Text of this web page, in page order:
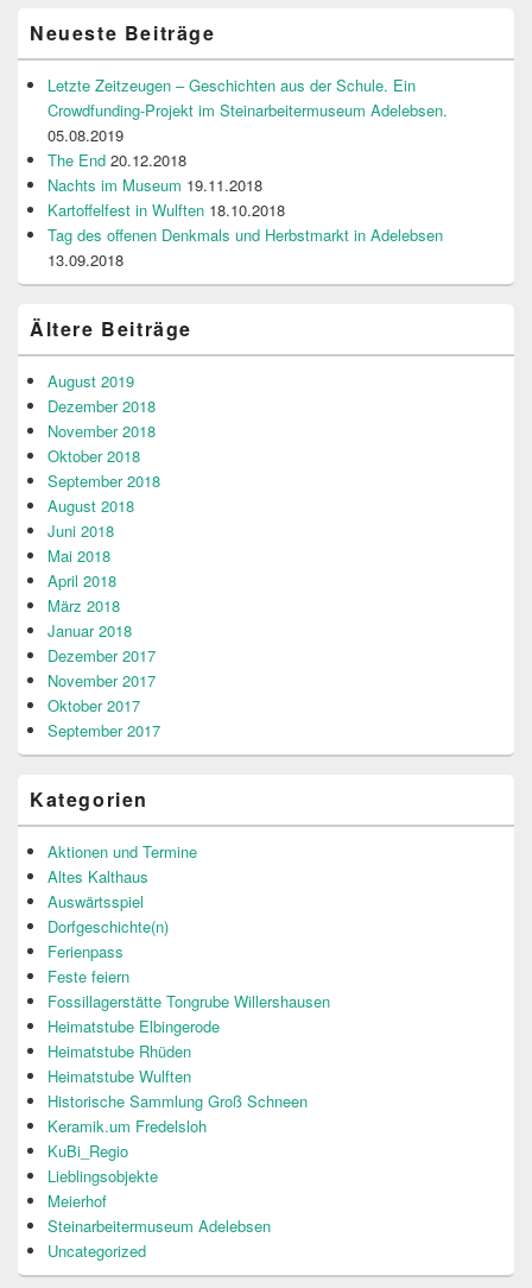
Neueste Beiträge
Letzte Zeitzeugen – Geschichten aus der Schule. Ein
Crowdfunding-Projekt im Steinarbeitermuseum Adelebsen.
05.08.2019
The End 20.12.2018
Nachts im Museum 19.11.2018
Kartoffelfest in Wulften 18.10.2018
Tag des offenen Denkmals und Herbstmarkt in Adelebsen
13.09.2018
Ältere Beiträge
August 2019
Dezember 2018
November 2018
Oktober 2018
September 2018
August 2018
Juni 2018
Mai 2018
April 2018
März 2018
Januar 2018
Dezember 2017
November 2017
Oktober 2017
September 2017
Kategorien
Aktionen und Termine
Altes Kalthaus
Auswärtsspiel
Dorfgeschichte(n)
Ferienpass
Feste feiern
Fossillagerstätte Tongrube Willershausen
Heimatstube Elbingerode
Heimatstube Rhüden
Heimatstube Wulften
Historische Sammlung Groß Schneen
Keramik.um Fredelsloh
KuBi_Regio
Lieblingsobjekte
Meierhof
Steinarbeitermuseum Adelebsen
Uncategorized